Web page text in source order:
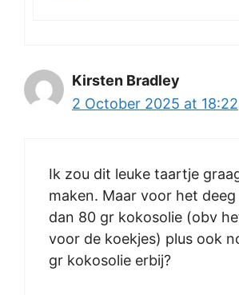
Kirsten Bradley
2 October 2025 at 18:22
Ik zou dit leuke taartje
maken. Maar voor het deeg
dan 80 gr kokosolie (obv
voor de koekjes) plus ook
gr kokosolie erbij?